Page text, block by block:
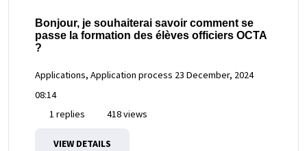
Bonjour, je souhaiterai savoir comment se
passe la formation des élèves officiers OCTA
?
Applications, Application process 23 December, 2024
08:14
1 replies
418 views
VIEW DETAILS